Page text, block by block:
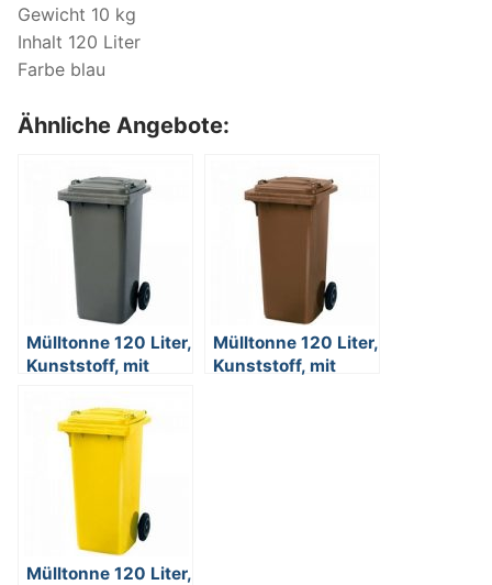
Gewicht 10 kg
Inhalt 120 Liter
Farbe blau
Ähnliche Angebote:
Mülltonne 120 Liter,
Kunststoff, mit
Mülltonne 120 Liter,
Kunststoff, mit
Mülltonne 120 Liter,